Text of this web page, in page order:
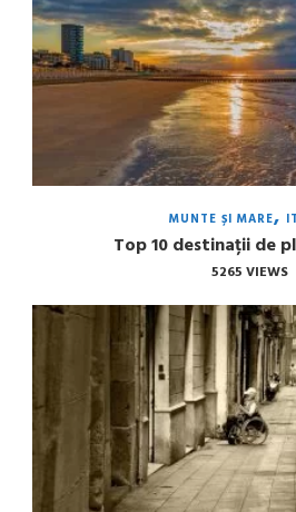
MUNTE ȘI MARE
Top 10 destinații de
5265 VIEWS